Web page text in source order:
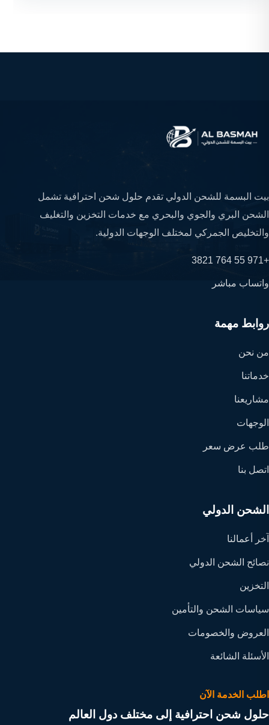
بيت البسمة للشحن الدولي تقدم حلول شحن احترافية تشمل
الشحن البري والجوي والبحري مع خدمات التخزين والتغليف
والتخليص الجمركي لمختلف الوجهات الدولية.
+971 55 764 3821
واتساب مباشر
روابط مهمة
من نحن
خدماتنا
مشاريعنا
الوجهات
طلب عرض سعر
اتصل بنا
الشحن الدولي
آخر أعمالنا
نصائح الشحن الدولي
التخزين
سياسات الشحن والتأمين
العروض والخصومات
الأسئلة الشائعة
اطلب الخدمة الآن
حلول شحن احترافية إلى مختلف دول العالم